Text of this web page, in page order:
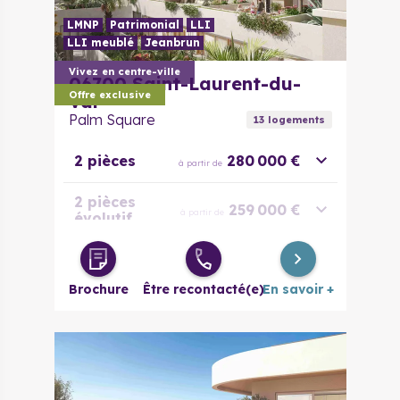
Vivez en centre-ville
Offre exclusive
LMNP Patrimonial
LLI
LLI meublé
Jeanbrun
06700 Saint-Laurent-du-
Var
Palm Square 13logements
2 pièces à partir de 280 000 €
2 pièces
évolutif
à partir de 259 000 €
3 pièces à partir de 379 000 €
Brochure Être recontacté(e)En savoir +